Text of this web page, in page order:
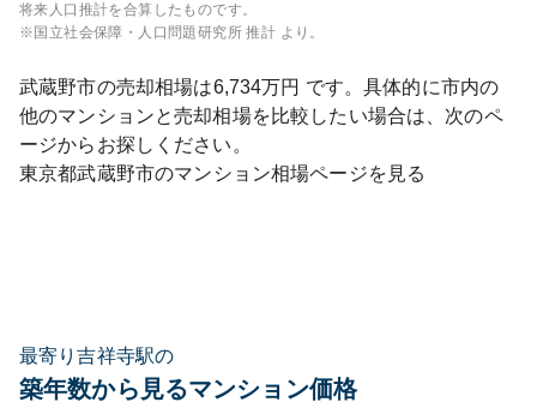
将来人口推計を合算したものです。
※国立社会保障・人口問題研究所 推計 より。
武蔵野市の売却相場は6,734万円 です。具体的に市内の
他のマンションと売却相場を比較したい場合は、次のペ
ージからお探しください。
東京都武蔵野市のマンション相場ページを見る
最寄り吉祥寺駅の
築年数から見るマンション価格